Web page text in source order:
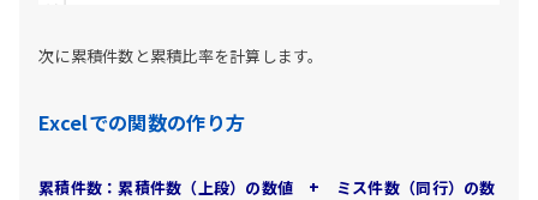
次に累積件数と累積比率を計算します。
Excelでの関数の作り方
累積件数：累積件数（上段）の数値 + ミス件数（同行）の数